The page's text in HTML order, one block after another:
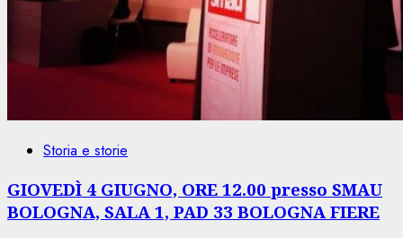
Storia e storie
GIOVEDÌ 4 GIUGNO, ORE 12.00 presso SMAU
BOLOGNA, SALA 1, PAD 33 BOLOGNA FIERE